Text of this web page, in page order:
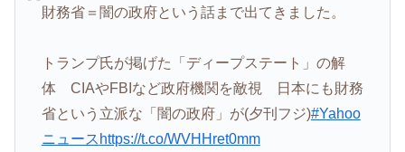
財務省＝闇の政府という話まで出てきました。
トランプ氏が掲げた「ディープステート」の解
体 CIAやFBIなど政府機関を敵視 日本にも財務
省という立派な「闇の政府」が(夕刊フジ)#Yahoo
ニュース https://t.co/WVHHret0mm